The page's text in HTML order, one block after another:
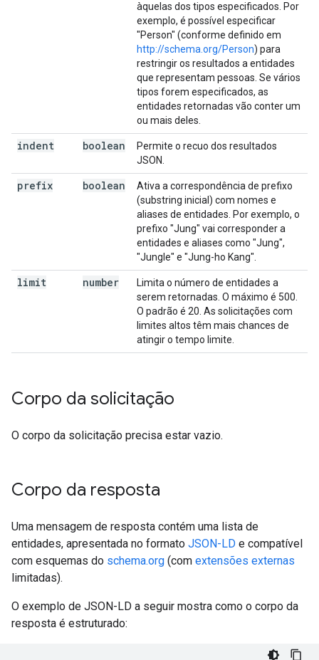
àquelas dos tipos especificados. Por
exemplo, é possível especificar
"Person" (conforme definido em
http://schema.org/Person) para
restringir os resultados a entidades
que representam pessoas. Se vários
tipos forem especificados, as
entidades retornadas vão conter um
ou mais deles.
indent boolean
Permite o recuo dos resultados
JSON.
prefix boolean
Ativa a correspondência de prefixo
(substring inicial) com nomes e
aliases de entidades. Por exemplo, o
prefixo "Jung" vai corresponder a
entidades e aliases como "Jung",
"Jungle" e "Jung-ho Kang".
limit number
Limita o número de entidades a
serem retornadas. O máximo é 500.
O padrão é 20. As solicitações com
limites altos têm mais chances de
atingir o tempo limite.
Corpo da solicitação
O corpo da solicitação precisa estar vazio.
Corpo da resposta
Uma mensagem de resposta contém uma lista de
entidades, apresentada no formato JSON-LD e compatível
com esquemas do schema.org (com extensões externas
limitadas).
O exemplo de JSON-LD a seguir mostra como o corpo da
resposta é estruturado: